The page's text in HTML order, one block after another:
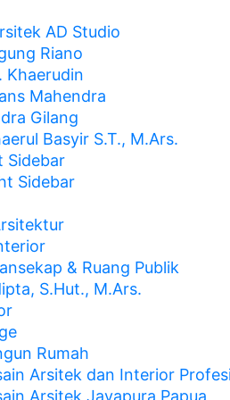
AD Studio
Riano
Khaerudin
Mahendra
Gilang
Basyir S.T., M.Ars.
Sidebar
Sidebar
& Ruang Publik
S.Hut., M.Ars.
Rumah
Arsitek dan Interior
Arsitek Jayapura Papua